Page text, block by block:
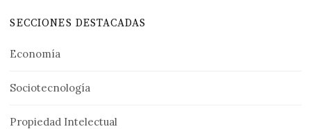
SECCIONES DESTACADAS
Economía
Sociotecnología
Propiedad Intelectual